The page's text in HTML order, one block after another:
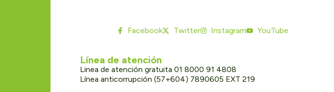
Facebook Twitter Instagram YouTube
Línea de atención
Linea de atención gratuita 01 8000 91 4808
Línea anticorrupción (57+604) 7890605 EXT 219